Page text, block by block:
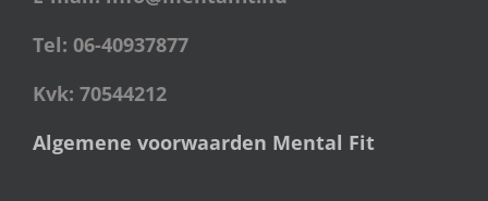
Tel: 06-40937877
Kvk: 70544212
Algemene voorwaarden Mental Fit